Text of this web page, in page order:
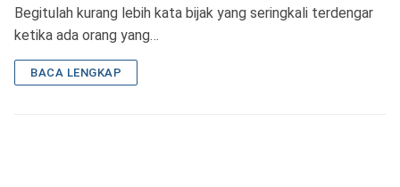
Begitulah kurang lebih kata bijak yang seringkali terdengar
ketika ada orang yang…
BACA LENGKAP